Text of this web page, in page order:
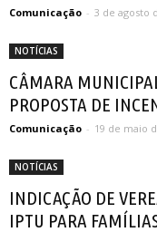
Comunicação - 3 de agosto
NOTÍCIAS
CÂMARA
PROPOSTA DE
Comunicação - 19 de maio
NOTÍCIAS
INDICAÇÃO DE
IPTU PARA